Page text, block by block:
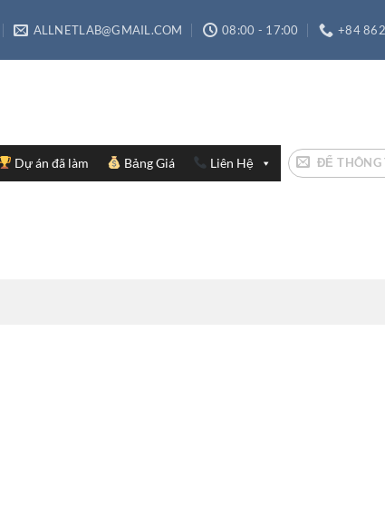
ALLNETLAB@GMAIL.COM 08:00 - 17:00 +84
Dự án đã làm Bảng Giá Liên Hệ ĐỂ THÔNG